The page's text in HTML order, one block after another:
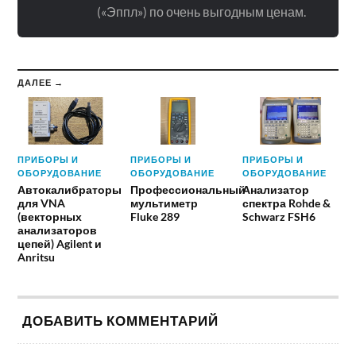
(«Эппл») по очень выгодным ценам.
ДАЛЕЕ →
ПРИБОРЫ И
ОБОРУДОВАНИЕ
Автокалибраторы
для VNA
(векторных
анализаторов
цепей) Agilent и
Anritsu
ПРИБОРЫ И
ОБОРУДОВАНИЕ
Профессиональный
мультиметр
Fluke 289
ПРИБОРЫ И
ОБОРУДОВАНИЕ
Анализатор
спектра Rohde &
Schwarz FSH6
ДОБАВИТЬ КОММЕНТАРИЙ